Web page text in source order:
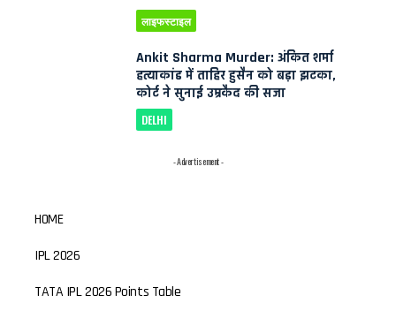
लाइफस्टाइल
Ankit Sharma Murder: अंकित शर्मा
हत्याकांड में ताहिर हुसैन को बड़ा झटका,
कोर्ट ने सुनाई उम्रकैद की सजा
DELHI
- Advertisement -
HOME
IPL 2026
TATA IPL 2026 Points Table